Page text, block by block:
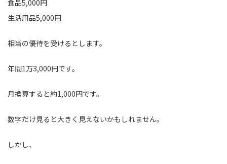
食品5,000円
生活用品5,000円
相当の優待を受けるとします。
年間1万3,000円です。
月換算すると約1,000円です。
数字だけ見ると大きく見えないかもしれません。
しかし、